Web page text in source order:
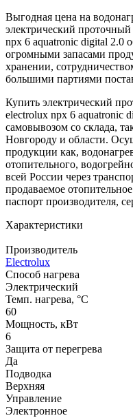
Выгодная цена на
электрический проточный
npx 6 aquatronic digital 2.0
огромными запасами
хранении,
большими партиями
Купить электрический
electrolux npx 6 aquatronic
самовывозом со склада,
Новгороду и области.
продукции как,
отопительного,
всей России через
продаваемое
паспорт производителя,
Характеристики
Производитель
Electrolux
Способ нагрева
Электрический
Темп. нагрева, °С
60
Мощность, кВт
6
Защита от перегрева
Да
Подводка
Верхняя
Управление
Электронное